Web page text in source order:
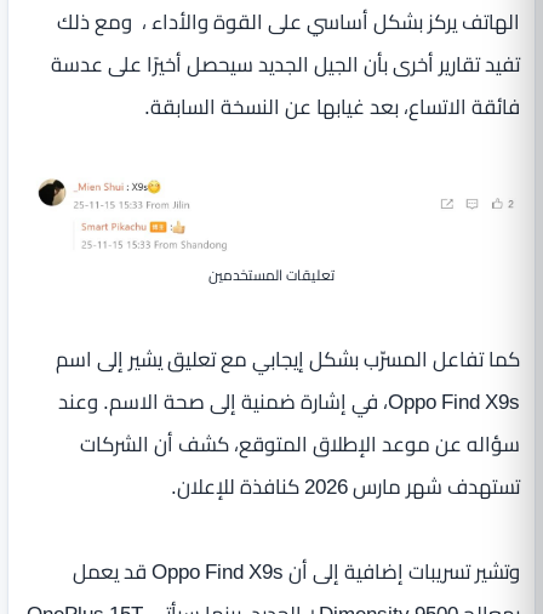
الهاتف يركز بشكل أساسي على القوة والأداء ، ومع ذلك
تفيد تقارير أخرى بأن الجيل الجديد سيحصل أخيرًا على عدسة
فائقة الاتساع، بعد غيابها عن النسخة السابقة.
تعليقات المستخدمين
كما تفاعل المسرّب بشكل إيجابي مع تعليق يشير إلى اسم
Oppo Find X9s، في إشارة ضمنية إلى صحة الاسم. وعند
سؤاله عن موعد الإطلاق المتوقع، كشف أن الشركات
تستهدف شهر مارس 2026 كنافذة للإعلان.
وتشير تسريبات إضافية إلى أن Oppo Find X9s قد يعمل